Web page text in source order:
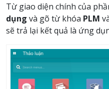
Từ giao diện chính của
dụng và gõ từ khóa PLM
sẽ trả lại kết quả là ứng